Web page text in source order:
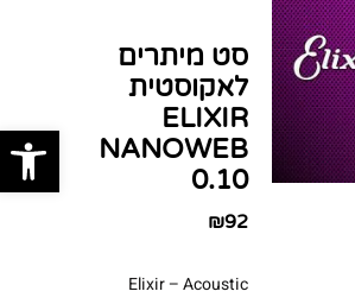
סט מיתרים
לאקוסטית
ELIXIR
NANOWEB
0.10
₪92
Elixir – Acoustic
פתח